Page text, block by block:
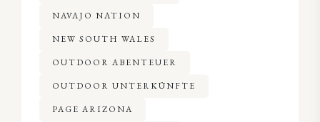
NAVAJO NATION
NEW SOUTH WALES
OUTDOOR ABENTEUER
OUTDOOR UNTERKÜNFTE
PAGE ARIZONA